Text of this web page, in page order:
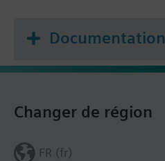
Documentation
Changer de région
FR (fr)